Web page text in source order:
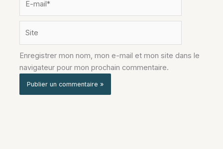
Enregistrer mon nom, mon e-mail et mon site dans le
navigateur pour mon prochain commentaire.